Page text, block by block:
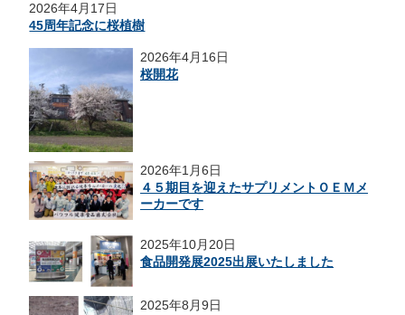
2026年4月17日
45周年記念に桜植樹
2026年4月16日
桜開花
2026年1月6日
４５期目を迎えたサプリメントＯＥＭメ
ーカーです
2025年10月20日
食品開発展2025出展いたしました
2025年8月9日